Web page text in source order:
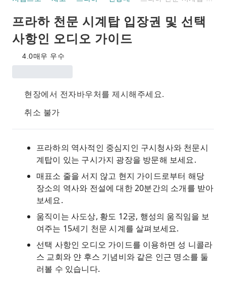
프라하 천문 시계탑 입장권 및 선택
사항인 오디오 가이드
4.0매우 우수
현장에서 전자바우처를 제시해주세요.
취소 불가
프라하의 역사적인 중심지인 구시청사와 천문시
계탑이 있는 구시가지 광장을 방문해 보세요.
매표소 줄을 서지 않고 현지 가이드로부터 해당
장소의 역사와 전설에 대한 20분간의 소개를 받아
보세요.
움직이는 사도상, 황도 12궁, 행성의 움직임을 보
여주는 15세기 천문 시계를 살펴보세요.
선택 사항인 오디오 가이드를 이용하면 성 니콜라
스 교회와 얀 후스 기념비와 같은 인근 명소를 둘
러볼 수 있습니다.